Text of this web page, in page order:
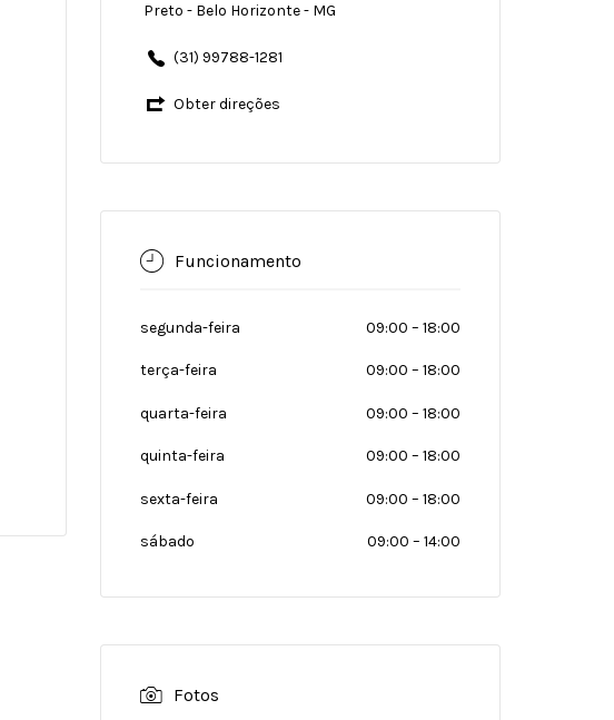
Preto - Belo Horizonte - MG
(31) 99788-1281
Obter direções
Funcionamento
segunda-feira 09:00 – 18:00
terça-feira 09:00 – 18:00
quarta-feira 09:00 – 18:00
quinta-feira 09:00 – 18:00
sexta-feira 09:00 – 18:00
sábado 09:00 – 14:00
Fotos